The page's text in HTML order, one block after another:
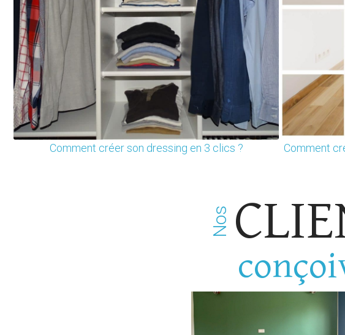
Comment créer son dressing en 3 clics ? Comment
Nos